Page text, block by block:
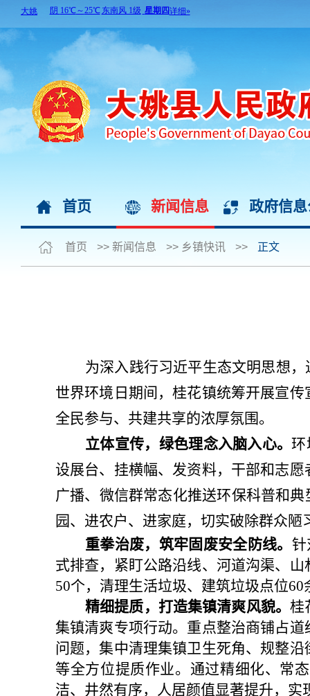
首页 新闻信息 政府信
首页 >> 新闻信息 >> 乡镇快讯 >> 正文
为深入践行习近平生态文明思想
世界环境日期间，桂花镇统筹开展宣
全民参与、共建共享的浓厚氛围。
立体宣传，绿色理念入脑入心。环
设展台、挂横幅、发资料，干部和志
广播、微信群常态化推送环保科普和
园、进农户、进家庭，切实破除群众陋
重拳治废，筑牢固废安全防线。 针
式排查，紧盯公路沿线、河道沟渠、
50个，清理生活垃圾、建筑垃圾点位60
精细提质，打造集镇清爽风貌。 桂
集镇清爽专项行动。重点整治商铺占
问题，集中清理集镇卫生死角、规整
等全方位提质作业。通过精细化、常
洁、井然有序，人居颜值显著提升，